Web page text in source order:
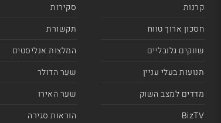
קרנות
חסכון ארוך טווח
שווקים גלובליים
תנועות בעלי עניין
מדדים למצב השוק
BizTV
סקירות
תקשורת
המלצות אנליסטים
שער הדולר
שער האירו
הוראות סגירה